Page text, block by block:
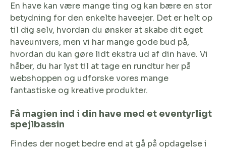
En have kan være mange ting og kan bære en stor
betydning for den enkelte haveejer. Det er helt op
til dig selv, hvordan du ønsker at skabe dit eget
haveunivers, men vi har mange gode bud på,
hvordan du kan gøre lidt ekstra ud af din have. Vi
håber, du har lyst til at tage en rundtur her på
webshoppen og udforske vores mange
fantastiske og kreative produkter.
Få magien ind i din have med et eventyrligt
spejlbassin
Findes der noget bedre end at gå på opdagelse i